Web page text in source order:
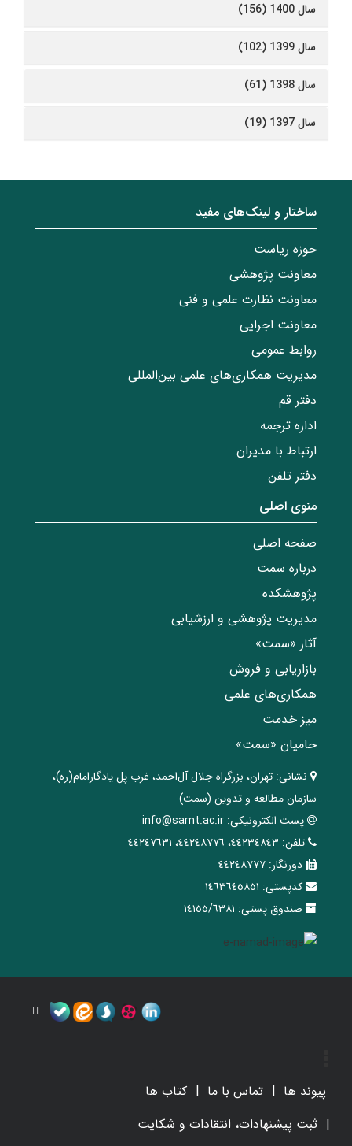
سال 1400 (156)
سال 1399 (102)
سال 1398 (61)
سال 1397 (19)
ساختار‌‌ و‌‌ لینک‌های مفید
حوزه ریاست
معاونت پژوهشی
معاونت نظارت علمی و فنی
معاونت اجرایی
روابط عمومی
مدیریت همکاری‌های علمی بین‌المللی
دفتر قم
اداره ترجمه
ارتباط با مدیران
دفتر تلفن
منوی اصلی
صفحه اصلی
درباره سمت
پژوهشکده
مدیریت پژوهشی و ارزشیابی
آثار «سمت»
بازاریابی و فروش
همکاری‌های علمی
میز خدمت
حامیان «سمت»
نشانی: تهران، ‌بزرگراه ‌جلال آل‌احمد، غرب پل يادگار‌امام(ره)‌،
سازمان مطالعه و تدوین‌ (سمت)
پست الکترونیکی: info@samt.ac.ir
تلفن: ٤٤٢٣٤٨٤٣، ٤٤٢٤٨٧٧٦، ٤٤٢٤٧٦٣١
دورنگار: ٤٤٢٤٨٧٧٧
کدپستی: ١٤٦٣٦٤٥٨٥١
صندوق پستی: ١٤١٥٥/٦٣٨١
پیوند ها تماس با ما
کتاب ها
ثبت پیشنهادات، انتقادات و شکایت